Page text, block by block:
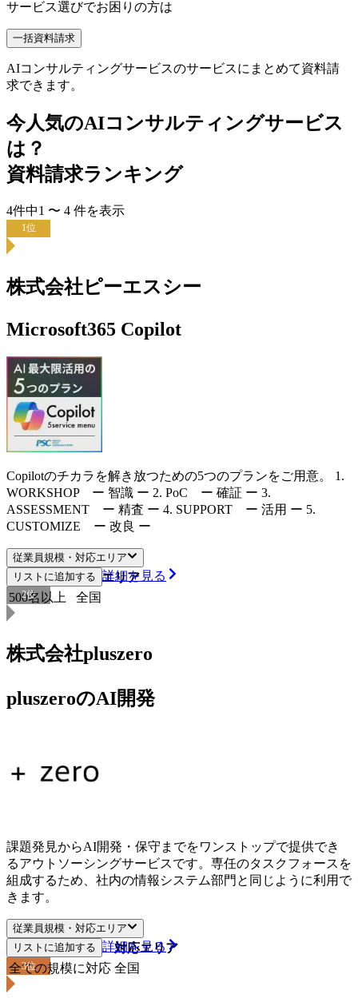
サービス選びでお困りの方は
一括資料請求
AIコンサルティングサービスのサービスにまとめて資料請
求できます。
今人気のAIコンサルティングサービス
は？
資料請求ランキング
4件中1 〜 4 件を表示
1位
株式会社ピーエスシー
Microsoft365 Copilot
Copilotのチカラを解き放つための5つのプランをご用意。 1.
WORKSHOP ー 智識 ー 2. PoC ー 確証 ー 3.
ASSESSMENT ー 精査 ー 4. SUPPORT ー 活用 ー 5.
CUSTOMIZE ー 改良 ー
従業員規模・対応エリア
従業員規模 対応エリア
500名以上
全国
リストに追加する 詳細を見る
2位
株式会社pluszero
pluszeroのAI開発
課題発見からAI開発・保守までをワンストップで提供でき
るアウトソーシングサービスです。専任のタスクフォースを
組成するため、社内の情報システム部門と同じように利用で
きます。
従業員規模・対応エリア
従業員規模
対応エリア
全ての規模に対応 全国
リストに追加する 詳細を見る
3位